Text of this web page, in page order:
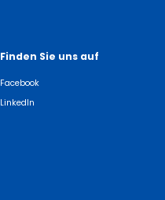
Finden Sie uns auf
Facebook
LinkedIn